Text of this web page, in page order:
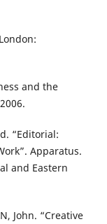
and the
“Editorial:
Apparatus.
and Eastern
John. “Creative